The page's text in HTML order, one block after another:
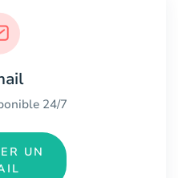
24/7
UN